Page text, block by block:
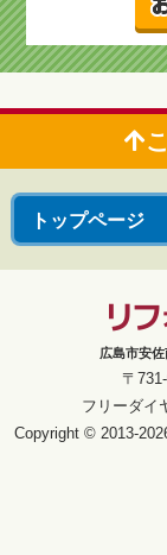
広島市安
〒
フリーダイ
Copyright © 2013-